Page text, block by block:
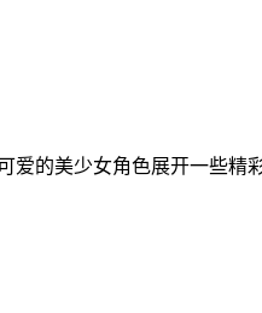
的美少女角色展开一些